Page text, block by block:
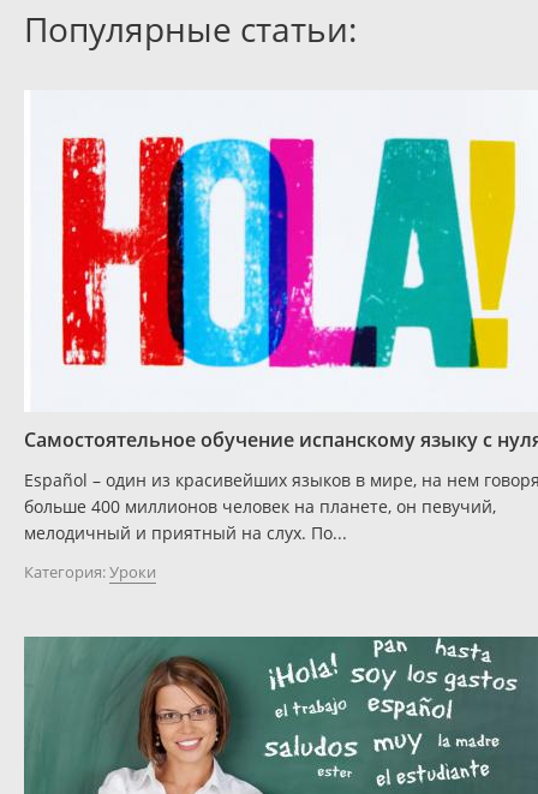
Популярные статьи:
Самостоятельное обучение испанскому языку с
Español – один из красивейших языков в мире, на нем
больше 400 миллионов человек на планете, он певучий,
мелодичный и приятный на слух. По...
Категория:Уроки